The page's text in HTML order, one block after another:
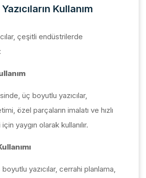
Kullanım
çeşitli endüstrilerde
üç boyutlu yazıcılar,
özel parçaların imalatı ve hızlı
yaygın olarak kullanılır.
boyutlu yazıcılar, cerrahi planlama,